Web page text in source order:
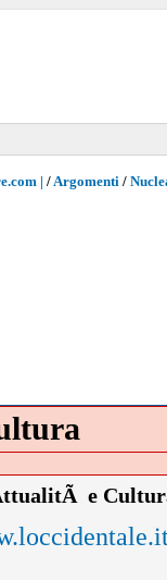
| /Argomenti /
e